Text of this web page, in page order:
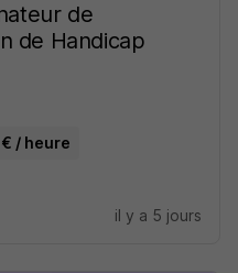
de
de Handicap
€ / heure
il y a 5 jours